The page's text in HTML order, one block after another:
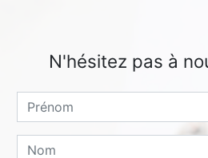
N'hésitez pas à